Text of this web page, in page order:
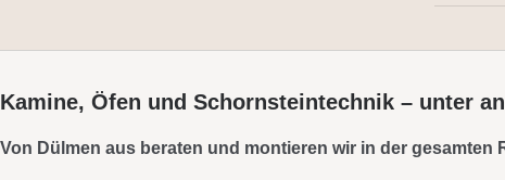
Kamine, Öfen und Schornsteintechnik – unter
Von Dülmen aus beraten und montieren wir in der gesamten